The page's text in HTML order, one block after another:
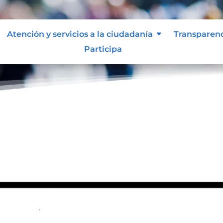
Atención y servicios a la ciudadanía
Participa